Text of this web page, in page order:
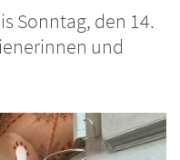
Sonntag, den 14.
und